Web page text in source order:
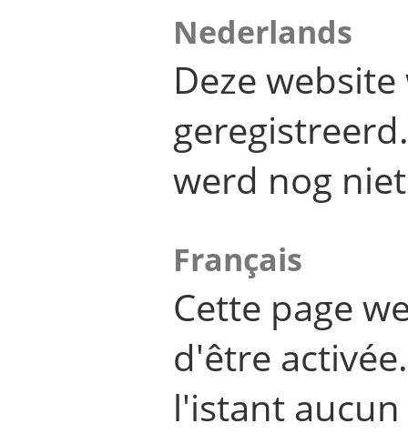
Nederlands
Deze
werd nog
Français
Cette page
d'être
l'istant